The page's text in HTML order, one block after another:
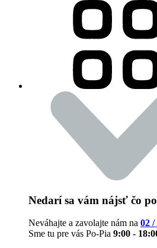
Nedarí sa vám nájsť čo
Neváhajte a zavolajte nám na 02 /
Sme tu pre vás Po-Pia 9:00 -